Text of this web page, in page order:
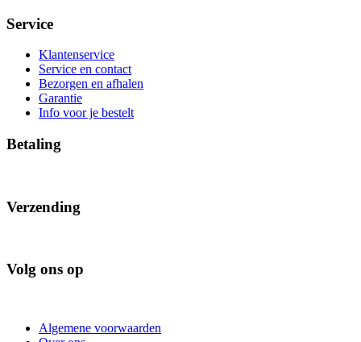
Service
Klantenservice
Service en contact
Bezorgen en afhalen
Garantie
Info voor je bestelt
Betaling
Verzending
Volg ons op
Algemene voorwaarden